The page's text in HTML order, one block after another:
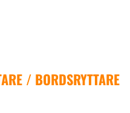
/ BORDSRYTTARE